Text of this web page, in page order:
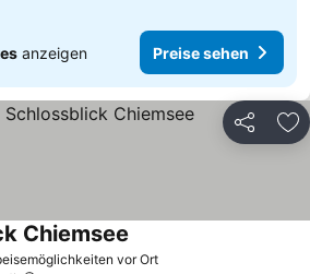
anzeigen Preise sehen
Teilen
vor Ort
Chiemsee